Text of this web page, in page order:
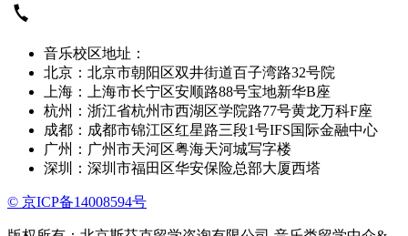
音乐校区地址：
北京：北京市朝阳区双井街道百子湾路32号院
上海：上海市长宁区安顺路88号宝地新华B座
杭州：浙江省杭州市西湖区学院路77号黄龙万科F座
成都：成都市锦江区红星路三段1号IFS国际金融中心
广州：广州市天河区粤海天河城写字楼
深圳：深圳市福田区华安保险总部大厦西塔
© 京ICP备14008594号